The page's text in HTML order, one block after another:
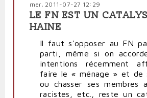
mer, 2011-07-27 12:29
LE FN EST UN
HAINE
Il faut s'opposer au FN
parti, même si on
intentions récemment
faire le « ménage » et de
ou chasser ses membres
racistes, etc., reste un